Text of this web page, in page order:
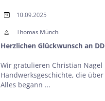
10.09.2025
Thomas Münch
Herzlichen Glückwunsch an
Wir gratulieren Christian
Handwerksgeschichte, die
Alles begann ...